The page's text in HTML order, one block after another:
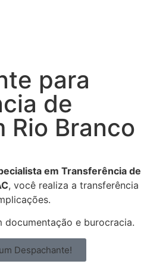
para
de
Rio Branco
em Transferência de
, você realiza a transferência
e burocracia.
Despachante!